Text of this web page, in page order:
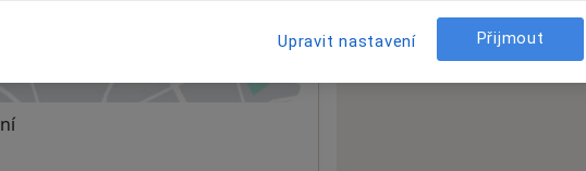
Upravit nastavení Přijmout